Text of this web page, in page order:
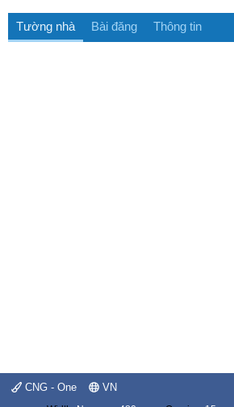
Tường nhà Bài đăng Thông tin
CNG - One VN